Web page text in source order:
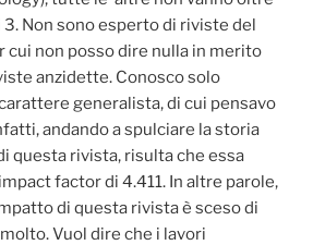
Non sono esperto di riviste del
non posso dire nulla in merito
anzidette. Conosco solo
generalista, di cui pensavo
andando a spulciare la storia
questa rivista, risulta che essa
factor di 4.411. In altre parole,
di questa rivista è sceso di
Vuol dire che i lavori